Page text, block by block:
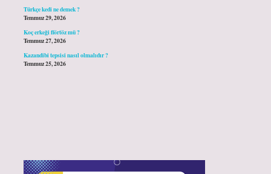
Türkçe kedi ne demek ?
Temmuz 29, 2026
Koç erkeği flörtöz mü ?
Temmuz 27, 2026
Kazandibi tepsisi nasıl olmalıdır ?
Temmuz 25, 2026